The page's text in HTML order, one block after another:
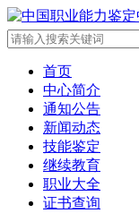
首页
中心简介
通知公告
新闻动态
技能鉴定
继续教育
职业大全
证书查询